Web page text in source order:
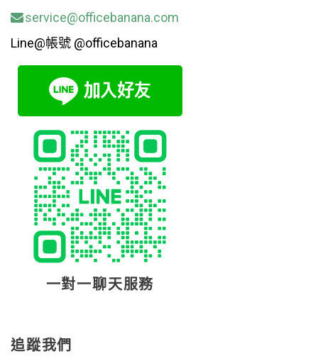
service@officebanana.com
Line@帳號 @officebanana
一對一聊天服務
追蹤我們